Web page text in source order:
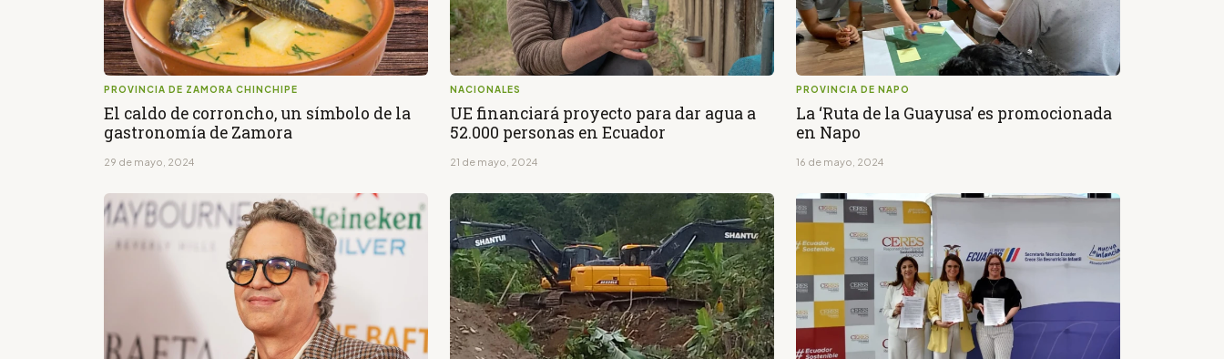
PROVINCIA DE ZAMORA CHINCHIPE
El caldo de corroncho, un símbolo de la
gastronomía de Zamora
29 de mayo, 2024
NACIONALES
UE financiará proyecto para dar agua a
52.000 personas en Ecuador
21 de mayo, 2024
PROVINCIA DE NAPO
La ‘Ruta de la Guayusa’ es promocionada
en Napo
16 de mayo, 2024